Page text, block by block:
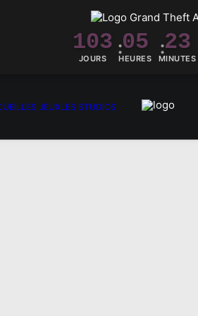
103
JOURS
05
HEURES
23
MINUTES
LES JEUXLES STUDIOS